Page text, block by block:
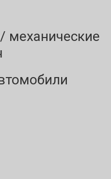
механические